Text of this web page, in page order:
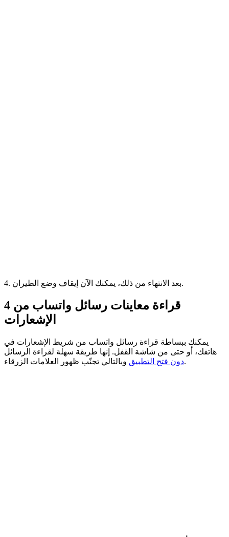
4. بعد الانتهاء من ذلك، يمكنك الآن إيقاف وضع الطيران.
4
الإشعارات
يمكنك ببساطة قراءة رسائل واتساب من شريط الإشعارات في
هاتفك، أو حتى من شاشة القفل. إنها طريقة سهلة لقراءة الرسائل
دون فتح التطبيقوبالتالي تجنّب ظهور العلامات الزرقاء.